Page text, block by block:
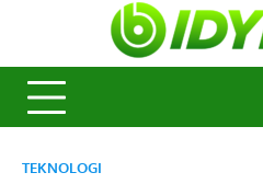
content
TEKNOLOGI